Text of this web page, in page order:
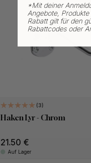
3
Haken Lyr - Chrom
21.50
Auf Lager
*Mit deiner
Angebote,
Rabatt gilt für den
Rabattcodes oder